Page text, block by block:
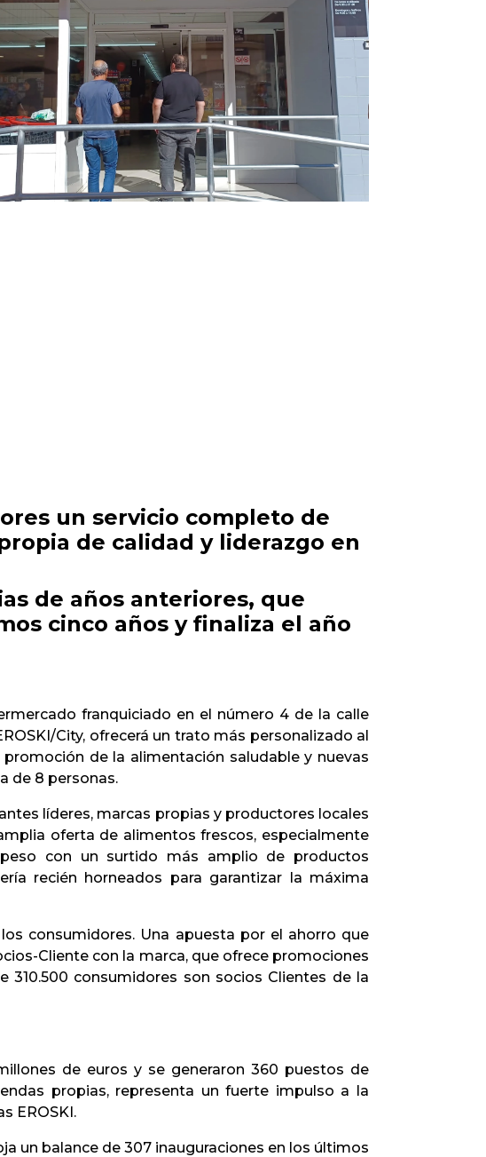
Infórmate
un servicio completo de
de calidad y liderazgo en
de años anteriores, que
cinco años y finaliza el año
franquiciado en el número 4 de la calle
City, ofrecerá un trato más personalizado al
de la alimentación saludable y nuevas
de 8 personas.
líderes, marcas propias y productores locales
oferta de alimentos frescos, especialmente
con un surtido más amplio de productos
recién horneados para garantizar la máxima
consumidores. Una apuesta por el ahorro que
Cliente con la marca, que ofrece promociones
consumidores son socios Clientes de la
de euros y se generaron 360 puestos de
propias, representa un fuerte impulso a la
EROSKI.
un balance de 307 inauguraciones en los últimos